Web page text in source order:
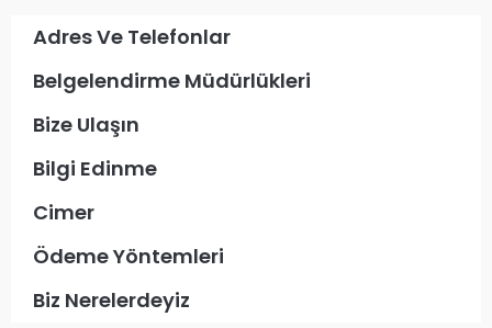
Adres Ve Telefonlar
Belgelendirme Müdürlükleri
Bize Ulaşın
Bilgi Edinme
Cimer
Ödeme Yöntemleri
Biz Nerelerdeyiz